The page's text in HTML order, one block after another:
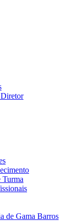
Turma
de Gama Barros